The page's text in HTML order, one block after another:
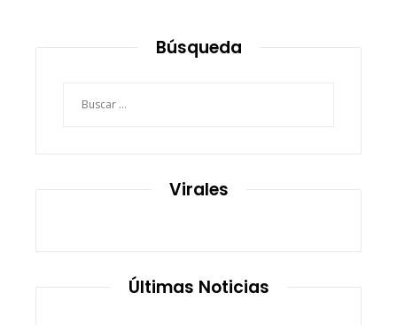
Búsqueda
Virales
Últimas Noticias